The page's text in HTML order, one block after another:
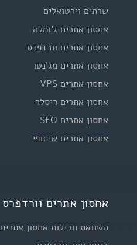
שרתים וירטואלים
אחסון אתרים ג'ומלה
אחסון אתרים וורדפרס
אחסון אתרים מג'נטו
אחסון אתרים VPS
אחסון אתרים ריסלר
אחסון אתרים SEO
אחסון אתרים שיתופי
אחסון אתרים וורדפרס
השוואת חבילות אחסון אתרים